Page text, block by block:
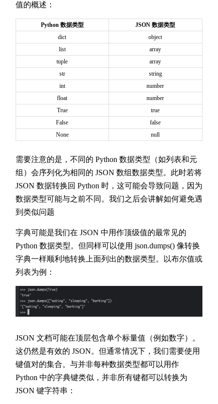
值的概述：
Python 数据类型
JSON 数据类型
dict
object
list
array
tuple
array
str
string
int
number
float
number
True
true
False
false
None
null
需要注意的是，不同的 Python 数据类型（如列表和元
组）会序列化为相同的 JSON 数组数据类型。此时若将
JSON 数据转换回 Python 时，这可能会导致问题，因为
数据类型可能与之前不同。我们之后会讲解如何避免遇
到类似问题
字典可能是我们在 JSON 中用作顶级值的最常见的
Python 数据类型。但同样可以使用 json.dumps() 像转换
字典一样顺利地转换上面列出的数据类型。以布尔值或
列表为例：
JSON 文档可能在顶层包含单个标量值（例如数字）。
这仍然是有效的 JSON。但通常情况下，我们需要使用
键值对的集合。与并非每种数据类型都可以用作
Python 中的字典键类似，并非所有键都可以转换为
JSON 键字符串：